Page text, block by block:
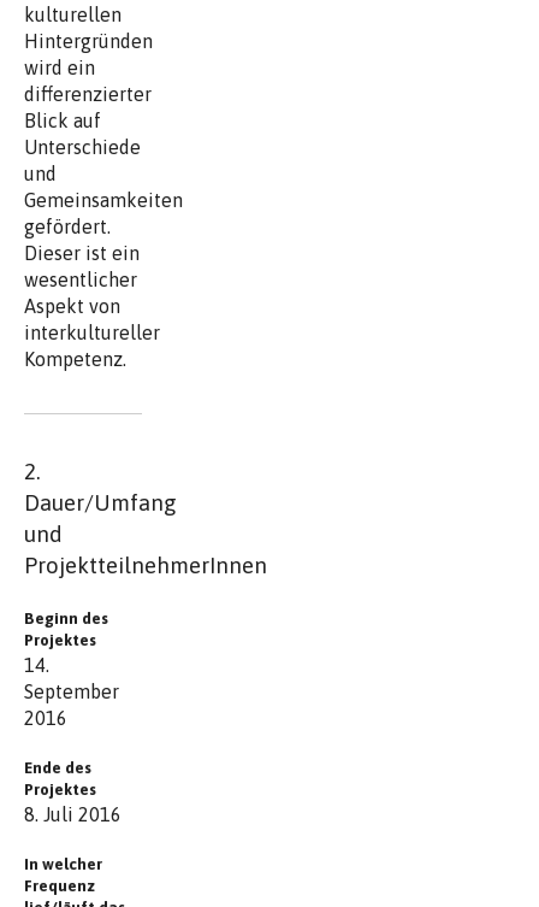
kulturellen
Hintergründen
wird ein
differenzierter
Blick auf
Unterschiede
und
Gemeinsamkeiten
gefördert.
Dieser ist ein
wesentlicher
Aspekt von
interkultureller
Kompetenz.
2.
Dauer/Umfang
und
ProjektteilnehmerInnen
Beginn des
Projektes
14.
September
2016
Ende des
Projektes
8. Juli 2016
In welcher
Frequenz